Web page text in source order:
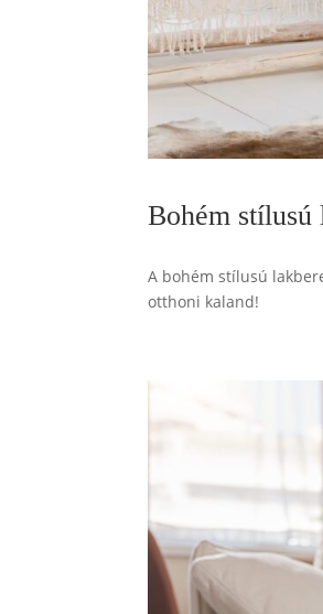
Bohém stílusú
A bohém stílusú
otthoni kaland!